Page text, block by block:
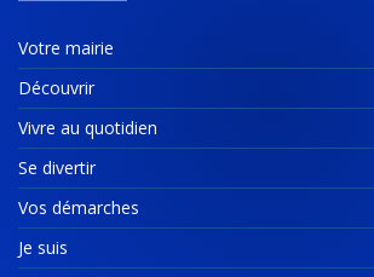
Votre mairie
Découvrir
Vivre au quotidien
Se divertir
Vos démarches
Je suis